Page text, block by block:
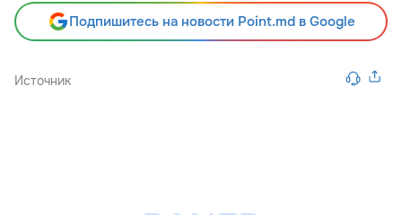
Подпишитесь на новости Point.md в Google
Источник